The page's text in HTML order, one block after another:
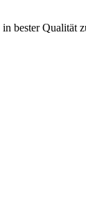
bester Qualität